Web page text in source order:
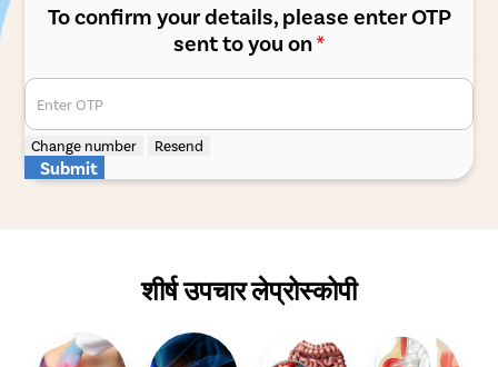
To confirm your details, please enter OTP
sent to you on*
Enter OTP
Change number Resend
Submit
शीर्ष उपचार लेप्रोस्कोपी